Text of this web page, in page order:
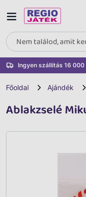
Ingyen szállítás 16
Főoldal Ajándék
Ablakzselé